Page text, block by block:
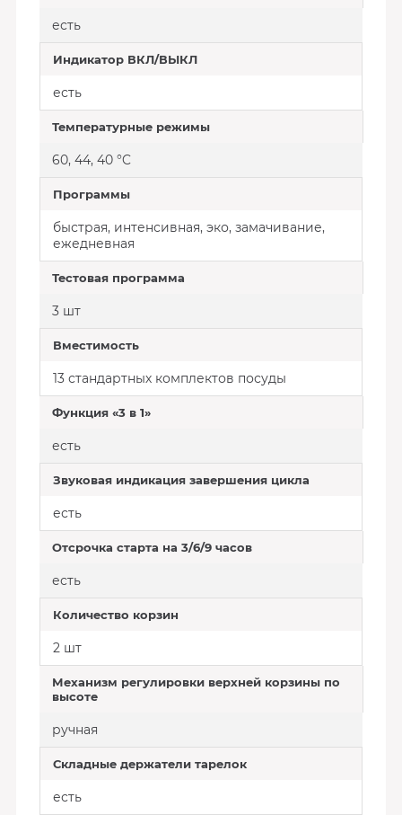
есть
Индикатор ВКЛ/ВЫКЛ
есть
Температурные режимы
60, 44, 40 °C
Программы
быстрая, интенсивная, эко, замачивание,
ежедневная
Тестовая программа
3 шт
Вместимость
13 стандартных комплектов посуды
Функция «3 в 1»
есть
Звуковая индикация завершения цикла
есть
Отсрочка старта на 3/6/9 часов
есть
Количество корзин
2 шт
Механизм регулировки верхней корзины по
высоте
ручная
Складные держатели тарелок
есть